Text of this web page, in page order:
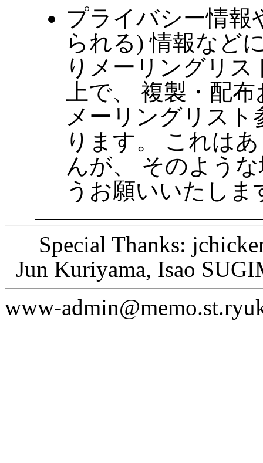
プライバシー情報
られる) 情報など
りメーリングリ
上で、 複製・配
メーリングリス
ります。 これは
んが、 そのよう
うお願いいたしま
Special Thanks:
Jun Kuriyama, Isao
www-